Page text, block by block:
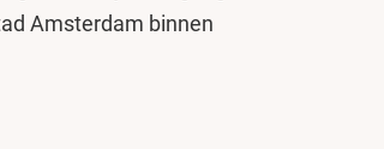
Amsterdam binnen